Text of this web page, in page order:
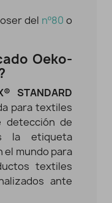
del nº80 o
Oeko-
STANDARD
para textiles
detección de
la etiqueta
el mundo para
textiles
ante